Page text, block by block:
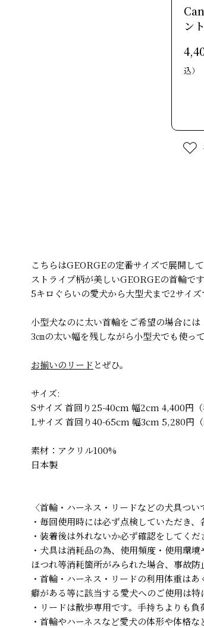
ント
込）
こちらはGEORGEの定番サイズで展開し
ストライプ柄が美しいGEORGEの首輪です
5キロぐらいの愛犬から大型犬まで2サイズ
小型犬なのに太い首輪をご希望の場合に
3㎝の太い幅を残しながら小型犬でも使っ
お揃いのリード とぜひ。
サイズ:
Sサイズ 首回り25-40cm 幅2cm 4,400円（
Lサイズ 首回り40-65cm 幅3cm 5,280円（
素材：アクリル100%
日本製
〈首輪・ハーネス・リードなどの犬具つい
・毎回使用時には必ず点検していただき
・装着後は外れないか必ず確認をしてく
・犬具は消耗品の為、使用頻度・使用環
ほつれ等消耗箇所がみられた場合、事故
・首輪・ハーネス・リードの利用体重は
癖がある等に該当する愛犬へのご使用は特
・リードは散歩専用です。手持ちよりも
・首輪やハーネスなど愛犬の体形や体格